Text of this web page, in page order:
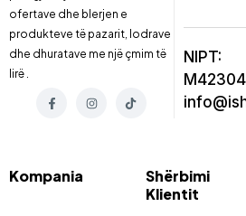
ofertave dhe blerjen e
produkteve të pazarit, lodrave
dhe dhuratave me një çmim të
lirë .
NIPT:
Kompania
Shërbimi
Klientit